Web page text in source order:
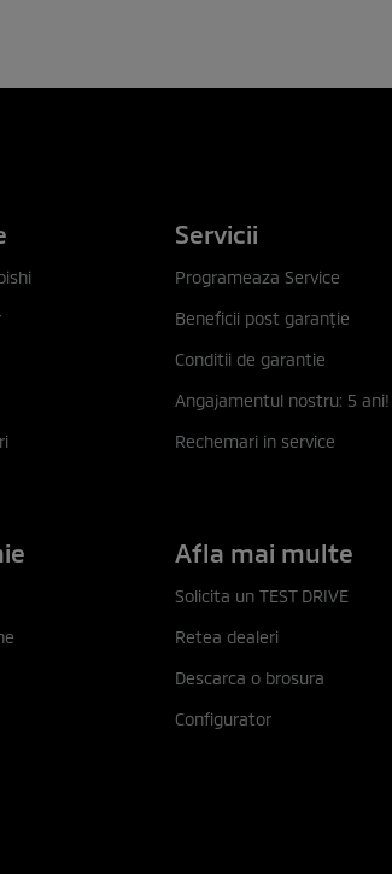
Servicii
Programeaza Service
Beneficii post garanţie
Conditii de garantie
Angajamentul nostru: 5 ani!
Rechemari in service
Afla mai multe
Solicita un TEST DRIVE
Retea dealeri
Descarca o brosura
Configurator